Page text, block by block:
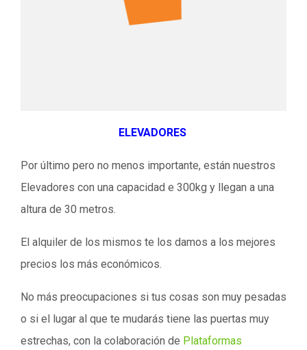
ELEVADORES
Por último pero no menos importante, están nuestros
Elevadores con una capacidad e 300kg y llegan a una
altura de 30 metros.
El alquiler de los mismos te los damos a los mejores
precios los más económicos.
No más preocupaciones si tus cosas son muy pesadas
o si el lugar al que te mudarás tiene las puertas muy
estrechas, con la colaboración de Plataformas